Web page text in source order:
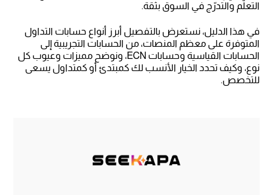
التعلّم والتدرّج في السوق بثقة.
في هذا الدليل، نستعرض بالتفصيل أبرز أنواع حسابات التداول
المتوفرة على معظم المنصات، من الحسابات التجريبية إلى
الحسابات القياسية وحسابات ECN، ونوضح مميزات وعيوب كل
نوع، وكيف تحدد الخيار الأنسب لك كمبتدئ أو كمتداول يسعى
للتخصص.